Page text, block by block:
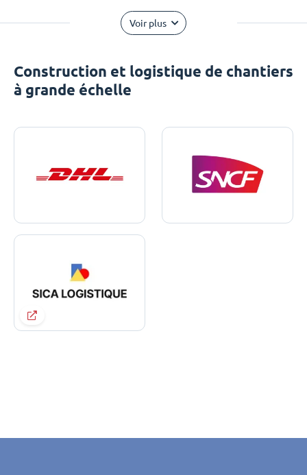
Voir plus
Construction et logistique de chantiers
à grande échelle